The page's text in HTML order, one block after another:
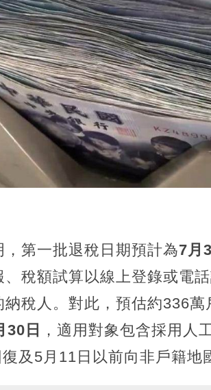
第一批退稅日期預計為7月
稅額試算以線上登錄或電
稅人。對此，預估約336萬
30日
，適用對象包含採用人
及5月11日以前向非戶籍地